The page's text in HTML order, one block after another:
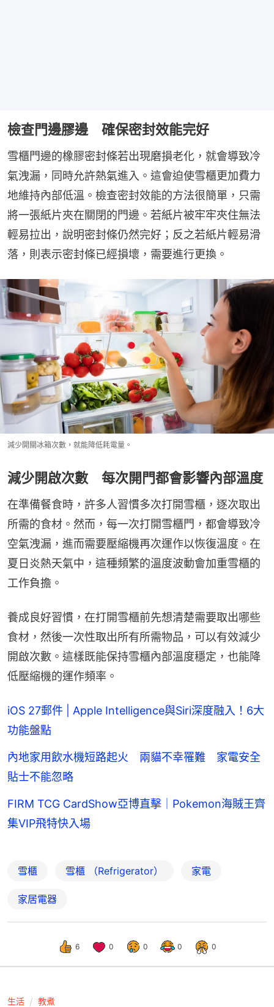
檢查門邊膠邊 確保密封效能完好
雪櫃門邊的橡膠密封條若出現磨損老化，就會導致冷
氣洩漏，同時允許熱氣進入。這會迫使雪櫃更加費力
地維持內部低溫。檢查密封效能的方法很簡單，只需
將一張紙片夾在關閉的門邊。若紙片被牢牢夾住無法
輕易拉出，說明密封條仍然完好；反之若紙片輕易滑
落，則表示密封條已經損壞，需要進行更換。
減少開關冰箱次數，就能降低耗電量。
減少開啟次數 每次開門都會影響內部溫度
在準備餐食時，許多人習慣多次打開雪櫃，逐次取出
所需的食材。然而，每一次打開雪櫃門，都會導致冷
空氣洩漏，進而需要壓縮機再次運作以恢復溫度。在
夏日炎熱天氣中，這種頻繁的溫度波動會加重雪櫃的
工作負擔。
養成良好習慣，在打開雪櫃前先想清楚需要取出哪些
食材，然後一次性取出所有所需物品，可以有效減少
開啟次數。這樣既能保持雪櫃內部溫度穩定，也能降
低壓縮機的運作頻率。
iOS 27郵件 | Apple Intelligence與Siri深度融入！6大
功能盤點
內地家用飲水機短路起火 兩貓不幸罹難 家電安全
貼士不能忽略
FIRM TCG CardShow亞博直擊｜Pokemon海賊王齊
集VIP飛特快入場
雪櫃 雪櫃 （Refrigerator） 家電
家居電器
6 0 0 0 0
生活 教煮